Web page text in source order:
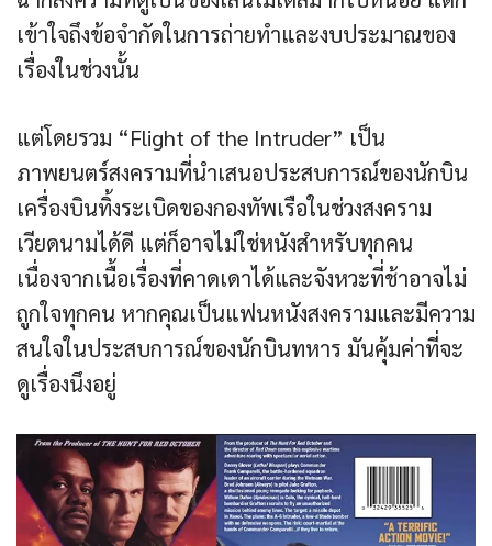
เข้าใจถึงข้อจำกัดในการถ่ายทำและงบประมาณของ
เรื่องในช่วงนั้น
แต่โดยรวม “Flight of the Intruder” เป็น
ภาพยนตร์สงครามที่นำเสนอประสบการณ์ของนักบิน
เครื่องบินทิ้งระเบิดของกองทัพเรือในช่วงสงคราม
เวียดนามได้ดี แต่ก็อาจไม่ใช่หนังสำหรับทุกคน
เนื่องจากเนื้อเรื่องที่คาดเดาได้และจังหวะที่ช้าอาจไม่
ถูกใจทุกคน หากคุณเป็นแฟนหนังสงครามและมีความ
สนใจในประสบการณ์ของนักบินทหาร มันคุ้มค่าที่จะ
ดูเรื่องนึงอยู่